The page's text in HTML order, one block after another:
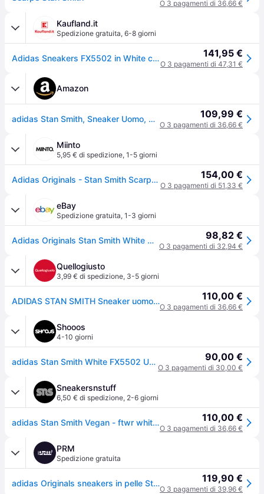
O 3 pagamenti di 36,66 €
Kaufland.it
Spedizione gratuita, 6-8 giorni
Adidas Sneakers FX5502 in White color size 44 2/3 141,95 €
O 3 pagamenti di 47,31 €
Amazon
adidas Stan Smith, Sneaker Uomo, Cloud White Collegiate Green, 43 1/3 EU 109,99 €
O 3 pagamenti di 36,66 €
Miinto
5,95 € di spedizione, 1-5 giorni
Adidas Originals - Stan Smith Scarpe da ginnastica - - Shoes - Uomo - Bianco - 44 EU 154,00 €
O 3 pagamenti di 51,33 €
eBay
Spedizione gratuita, 1-3 giorni
Adidas Originals Stan Smith White Green Men Unisex Casual Shoes Sneakers Fx5502 98,82 €
O 3 pagamenti di 32,94 €
Quellogiusto
3,99 € di spedizione, 3-5 giorni
ADIDAS STAN SMITH Sneaker uomo bianca/verde 110,00 €
O 3 pagamenti di 36,66 €
Shooos
4-10 giorni
adidas Stan Smith White FX5502 Uomini - Sneakers adidas Originals - Bianco - FX5502-4 - Size: 4 90,00 €
O 3 pagamenti di 30,00 €
Sneakersnstuff
6,50 € di spedizione, 2-6 giorni
adidas Stan Smith Vegan - ftwr white/ftwr white/green - unisex - 4.5 110,00 €
O 3 pagamenti di 36,66 €
PRM
Spedizione gratuita
adidas Originals sneakers in pelle Stan Smith W - bianco - 35.5 119,90 €
O 3 pagamenti di 39,96 €